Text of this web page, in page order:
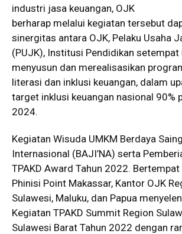
industri jasa keuangan, OJK
berharap melalui kegiatan tersebut
sinergitas antara OJK, Pelaku Usaha
(PUJK), Institusi Pendidikan setempat
menyusun dan merealisasikan
literasi dan inklusi keuangan, dalam
target inklusi keuangan nasional 90%
2024.
Kegiatan Wisuda UMKM Berdaya
Internasional (BAJI’NA) serta
TPAKD Award Tahun 2022.
Phinisi Point Makassar, Kantor OJK
Sulawesi, Maluku, dan Papua
Kegiatan TPAKD Summit Region
Sulawesi Barat Tahun 2022 dengan